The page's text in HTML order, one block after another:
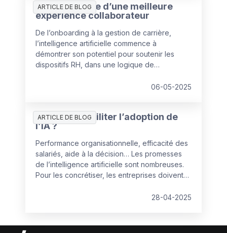
ARTICLE DE BLOG
L’IA au service d’une meilleure
expérience collaborateur
De l’onboarding à la gestion de carrière,
l’intelligence artificielle commence à
démontrer son potentiel pour soutenir les
dispositifs RH, dans une logique de
06-05-2025
ARTICLE DE BLOG
Comment faciliter l’adoption de
l’IA ?
Performance organisationnelle, efficacité des
salariés, aide à la décision… Les promesses
de l’intelligence artificielle sont nombreuses.
Pour les concrétiser, les entreprises doivent
technologie en misant sur le développement
adoption encore insuffisante, et sur les
28-04-2025